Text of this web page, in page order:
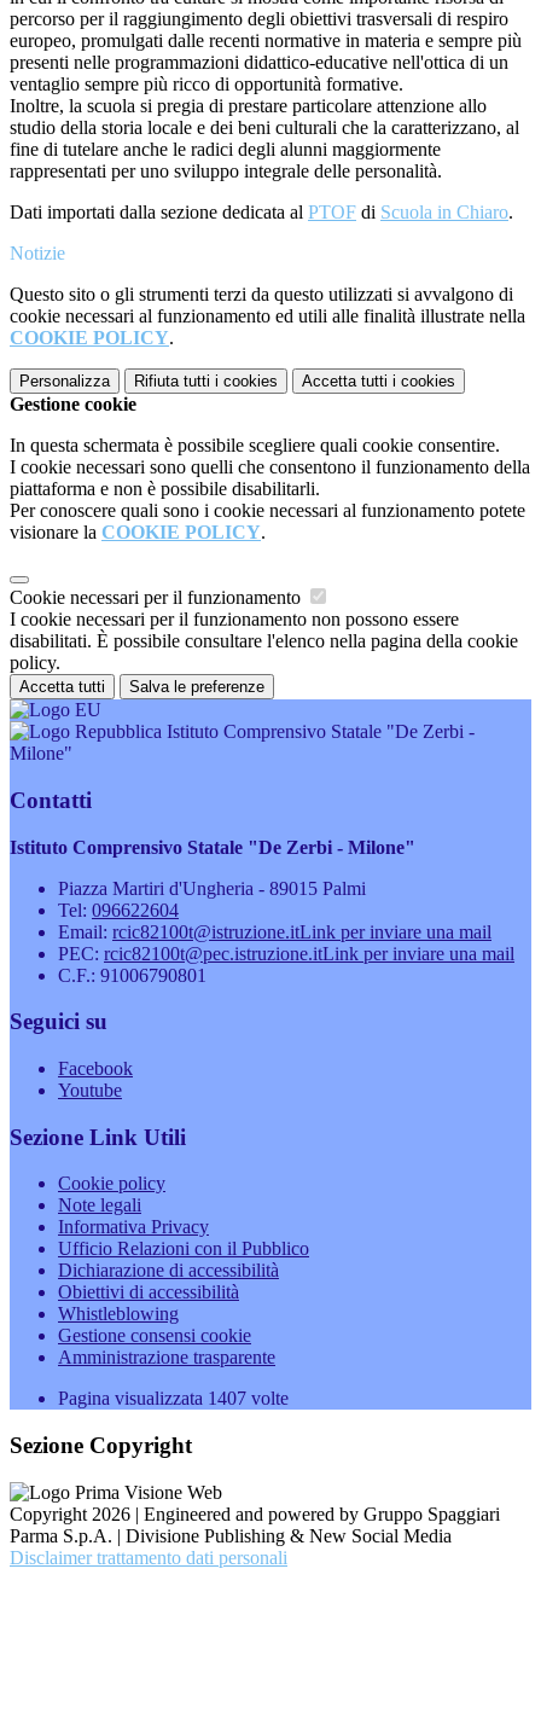
percorso per il raggiungimento degli obiettivi trasversali di respiro
europeo, promulgati dalle recenti normative in materia e sempre più
presenti nelle programmazioni didattico-educative nell'ottica di un
ventaglio sempre più ricco di opportunità formative.
Inoltre, la scuola si pregia di prestare particolare attenzione allo
studio della storia locale e dei beni culturali che la caratterizzano, al
fine di tutelare anche le radici degli alunni maggiormente
rappresentati per uno sviluppo integrale delle personalità.
Dati importati dalla sezione dedicata al PTOF di Scuola in Chiaro.
Notizie
Questo sito o gli strumenti terzi da questo utilizzati si avvalgono di
cookie necessari al funzionamento ed utili alle finalità illustrate nella
COOKIE POLICY.
Personalizza Rifiuta tutti i cookies Accetta tutti i cookies
Gestione cookie
In questa schermata è possibile scegliere quali cookie consentire.
I cookie necessari sono quelli che consentono il funzionamento della
piattaforma e non è possibile disabilitarli.
Per conoscere quali sono i cookie necessari al funzionamento potete
visionare la COOKIE POLICY.
Cookie necessari per il funzionamento
I cookie necessari per il funzionamento non possono essere
disabilitati. È possibile consultare l'elenco nella pagina della cookie
policy.
Accetta tutti Salva le preferenze
Istituto Comprensivo Statale "De Zerbi -
Milone"
Contatti
Istituto Comprensivo Statale "De Zerbi - Milone"
Piazza Martiri d'Ungheria - 89015 Palmi
Tel: 096622604
Email: rcic82100t@istruzione.itLink per inviare una mail
PEC: rcic82100t@pec.istruzione.itLink per inviare una mail
C.F.: 91006790801
Seguici su
Facebook
Youtube
Sezione Link Utili
Cookie policy
Note legali
Informativa Privacy
Ufficio Relazioni con il Pubblico
Dichiarazione di accessibilità
Obiettivi di accessibilità
Whistleblowing
Gestione consensi cookie
Amministrazione trasparente
Pagina visualizzata 1407 volte
Sezione Copyright
Copyright 2026 | Engineered and powered by Gruppo Spaggiari
Parma S.p.A. | Divisione Publishing & New Social Media
Disclaimer trattamento dati personali